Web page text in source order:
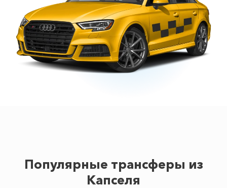
Популярные трансферы из
Капселя